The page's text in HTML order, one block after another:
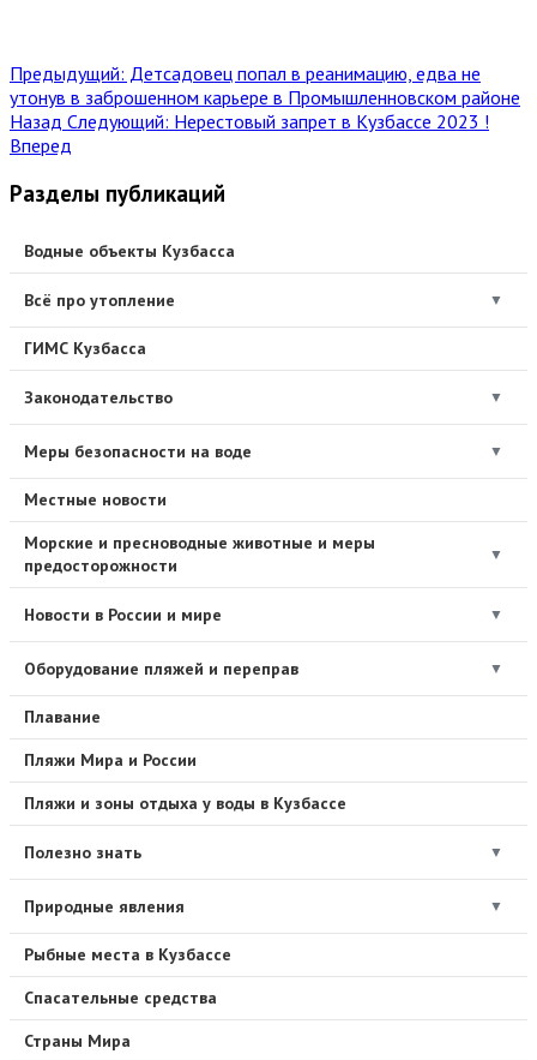
Предыдущий: Детсадовец попал в реанимацию, едва не
утонув в заброшенном карьере в Промышленновском районе
Назад Следующий: Нерестовый запрет в Кузбассе 2023 !
Вперед
Разделы публикаций
Водные объекты Кузбасса
Всё про утопление ▼
ГИМС Кузбасса
Законодательство ▼
Меры безопасности на воде ▼
Местные новости
Морские и пресноводные животные и меры
предосторожности
▼
Новости в России и мире ▼
Оборудование пляжей и переправ ▼
Плавание
Пляжи Мира и России
Пляжи и зоны отдыха у воды в Кузбассе
Полезно знать ▼
Природные явления ▼
Рыбные места в Кузбассе
Спасательные средства
Страны Мира